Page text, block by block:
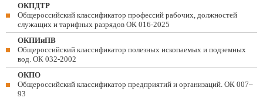
ОКПДТР
Общероссийский классификатор профессий рабочих, должностей
служащих и тарифных разрядов ОК 016-2025
ОКПИиПВ
Общероссийский классификатор полезных ископаемых и подземных
вод. ОК 032-2002
ОКПО
Общероссийский классификатор предприятий и организаций. ОК 007–
93